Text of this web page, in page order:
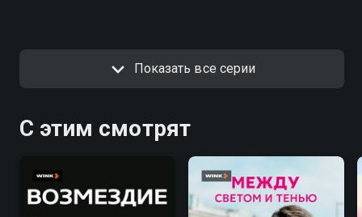
Показать все серии
С этим смотрят